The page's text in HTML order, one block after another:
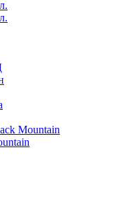
Mountain